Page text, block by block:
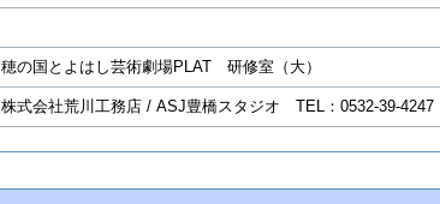
穂の国とよはし芸術劇場PLAT 研修室（大）
株式会社荒川工務店 / ASJ豊橋スタジオ TEL：0532-39-4247